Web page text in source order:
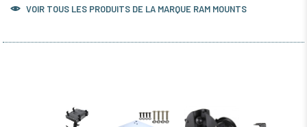
VOIR TOUS LES PRODUITS DE LA MARQUE RAM MOUNTS